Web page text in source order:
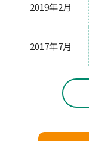
2019年2月
2017年7月